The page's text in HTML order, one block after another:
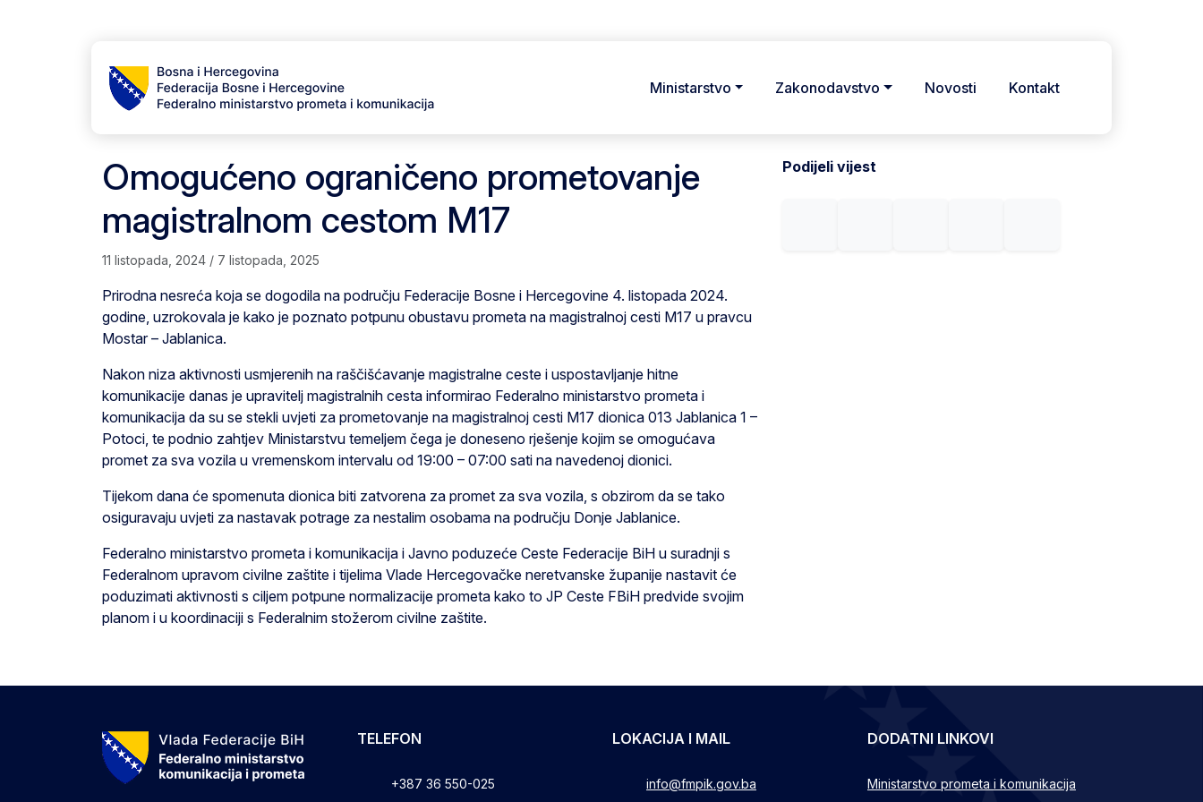
Ministarstvo Zakonodavstvo Novosti Kontakt
Omogućeno ograničeno prometovanje
magistralnom cestom M17
11 listopada, 2024 / 7 listopada, 2025
Prirodna nesreća koja se dogodila na području Federacije Bosne i Hercegovine 4. listopada 2024.
godine, uzrokovala je kako je poznato potpunu obustavu prometa na magistralnoj cesti M17 u pravcu
Mostar – Jablanica.
Nakon niza aktivnosti usmjerenih na raščišćavanje magistralne ceste i uspostavljanje hitne
komunikacije danas je upravitelj magistralnih cesta informirao Federalno ministarstvo prometa i
komunikacija da su se stekli uvjeti za prometovanje na magistralnoj cesti M17 dionica 013 Jablanica 1 –
Potoci, te podnio zahtjev Ministarstvu temeljem čega je doneseno rješenje kojim se omogućava
promet za sva vozila u vremenskom intervalu od 19:00 – 07:00 sati na navedenoj dionici.
Tijekom dana će spomenuta dionica biti zatvorena za promet za sva vozila, s obzirom da se tako
osiguravaju uvjeti za nastavak potrage za nestalim osobama na području Donje Jablanice.
Federalno ministarstvo prometa i komunikacija i Javno poduzeće Ceste Federacije BiH u suradnji s
Federalnom upravom civilne zaštite i tijelima Vlade Hercegovačke neretvanske županije nastavit će
poduzimati aktivnosti s ciljem potpune normalizacije prometa kako to JP Ceste FBiH predvide svojim
planom i u koordinaciji s Federalnim stožerom civilne zaštite.
Podijeli vijest
TELEFON
+387 36 550-025
LOKACIJA I MAIL
info@fmpik.gov.ba
DODATNI LINKOVI
Ministarstvo prometa i komunikacija